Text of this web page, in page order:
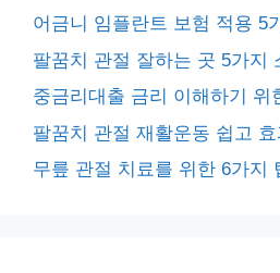
어금니 임플란트 보험 적용 5
팔꿈치 관절 잘하는 곳 5가지
중금리대출 금리 이해하기 위
팔꿈치 관절 재활운동 쉽고
무릎 관절 치료를 위한 6가지